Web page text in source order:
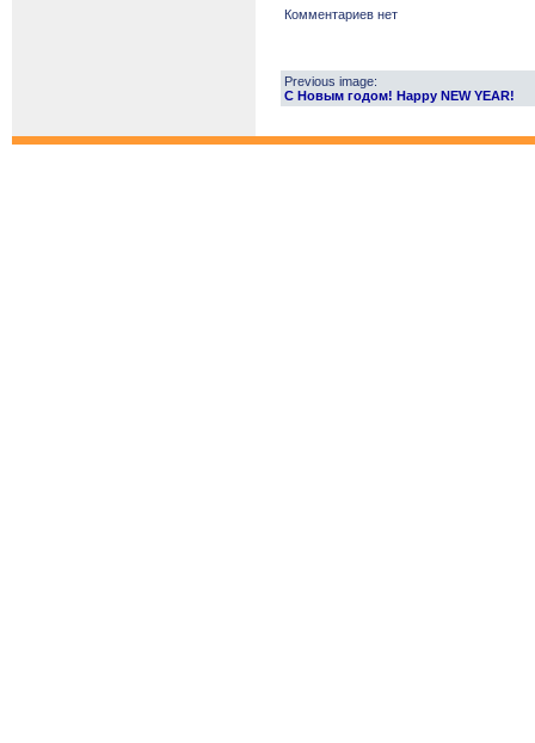
Комментариев нет
Previous image:
С Новым годом! Happy NEW YEAR!